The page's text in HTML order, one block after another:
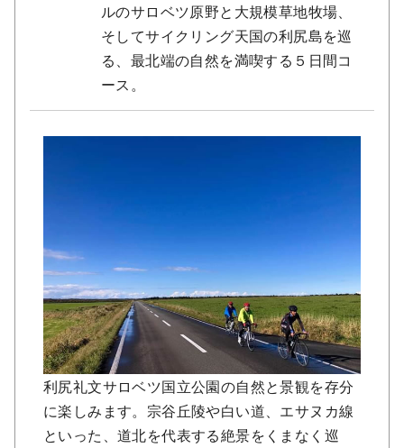
ルのサロベツ原野と大規模草地牧場、
そしてサイクリング天国の利尻島を巡
る、最北端の自然を満喫する５日間コ
ース。
利尻礼文サロベツ国立公園の自然と景観を存分
に楽しみます。宗谷丘陵や白い道、エサヌカ線
といった、道北を代表する絶景をくまなく巡